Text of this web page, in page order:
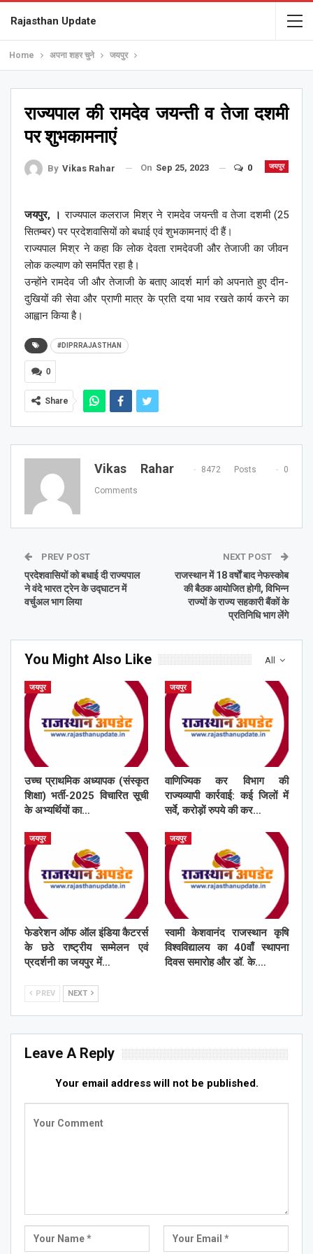
Rajasthan Update
Home अपना शहर चुने जयपुर
राज्यपाल की रामदेव जयन्ती व तेजा दशमी
पर शुभकामनाएं
जयपुर
By Vikas Rahar On Sep 25, 2023 0
जयपुर, । राज्यपाल कलराज मिश्र ने रामदेव जयन्ती व तेजा दशमी (25
सितम्बर) पर प्रदेशवासियों को बधाई एवं शुभकामनाएं दी हैं।
राज्यपाल मिश्र ने कहा कि लोक देवता रामदेवजी और तेजाजी का जीवन
लोक कल्याण को समर्पित रहा है।
उन्होंने रामदेव जी और तेजाजी के बताए आदर्श मार्ग को अपनाते हुए दीन-
दुखियों की सेवा और प्राणी मात्र के प्रति दया भाव रखते कार्य करने का
आह्वान किया है।
#DIPRRAJASTHAN
0
Share
Vikas Rahar 8472 Posts 0
Comments
PREV POST
प्रदेशवासियों को बधाई दी राज्यपाल
ने वंदे भारत ट्रेन के उद्घाटन में
वर्चुअल भाग लिया
NEXT POST
राजस्थान में 18 वर्षाें बाद नेफस्कोब
की बैठक आयोजित होगी, विभिन्न
राज्यों के राज्य सहकारी बैंकों के
प्रतिनिधि भाग लेंगे
All
You Might Also Like
जयपुर
उच्च प्राथमिक अध्यापक (संस्कृत
शिक्षा) भर्ती-2025 विचारित सूची
के अभ्यर्थियों का…
जयपुर
वाणिज्यिक कर विभाग की
राज्यव्यापी कार्रवाई: कई जिलों में
सर्वे, करोड़ों रुपये की कर…
जयपुर
फेडरेशन ऑफ ऑल इंडिया कैटरर्स
के छठे राष्ट्रीय सम्मेलन एवं
प्रदर्शनी का जयपुर में…
जयपुर
स्वामी केशवानंद राजस्थान कृषि
विश्वविद्यालय का 40वाँ स्थापना
दिवस समारोह और डॉ. के.…
PREV NEXT
Leave A Reply
Your email address will not be published.